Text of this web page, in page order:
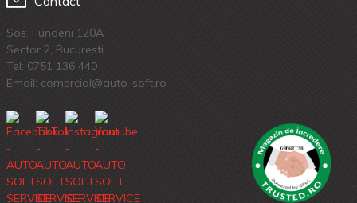
Sos. Fundeni 120A
Sector 2, Bucuresti
Tel: 0751 136 440
Email: comercial@auto-soft.ro